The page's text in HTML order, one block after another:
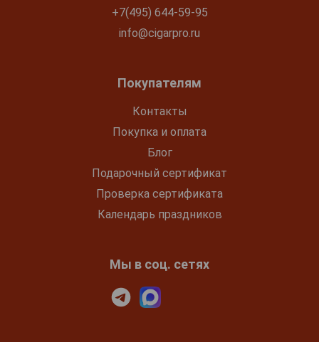
+7(495) 644-59-95
info@cigarpro.ru
Покупателям
Контакты
Покупка и оплата
Блог
Подарочный сертификат
Проверка сертификата
Календарь праздников
Мы в соц. сетях